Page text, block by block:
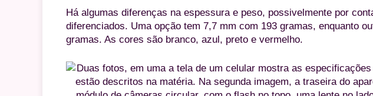
Há algumas diferenças na espessura e peso, possivelmente por
diferenciados. Uma opção tem 7,7 mm com 193 gramas, enquanto
gramas. As cores são branco, azul, preto e vermelho.